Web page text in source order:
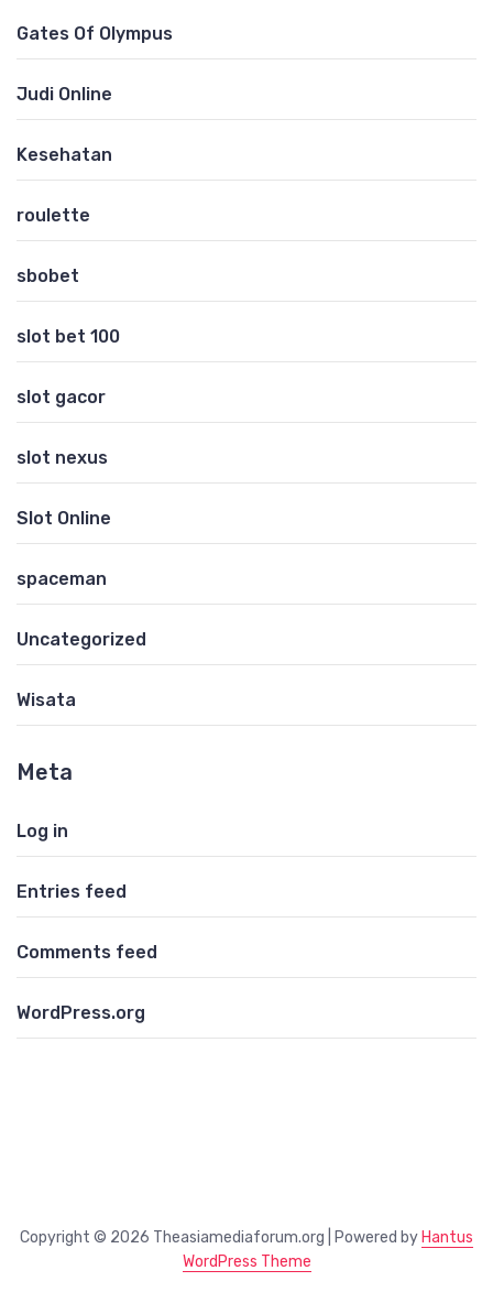
Gates Of Olympus
Judi Online
Kesehatan
roulette
sbobet
slot bet 100
slot gacor
slot nexus
Slot Online
spaceman
Uncategorized
Wisata
Meta
Log in
Entries feed
Comments feed
WordPress.org
Copyright © 2026 Theasiamediaforum.org | Powered by Hantus
WordPress Theme